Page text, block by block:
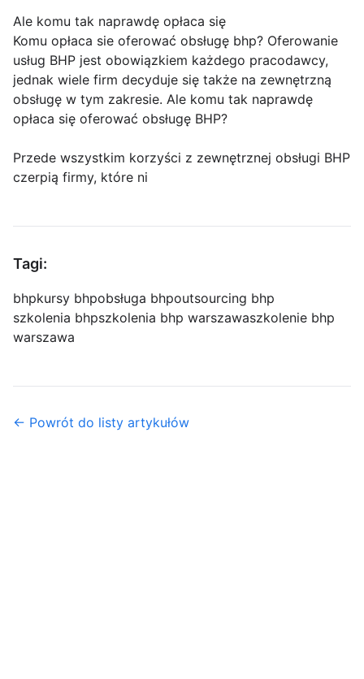
Ale komu tak naprawdę opłaca się
Komu opłaca sie oferować obsługę bhp? Oferowanie
usług BHP jest obowiązkiem każdego pracodawcy,
jednak wiele firm decyduje się także na zewnętrzną
obsługę w tym zakresie. Ale komu tak naprawdę
opłaca się oferować obsługę BHP?
Przede wszystkim korzyści z zewnętrznej obsługi BHP
czerpią firmy, które ni
Tagi:
bhpkursy bhpobsługa bhpoutsourcing bhp
szkolenia bhpszkolenia bhp warszawaszkolenie bhp
warszawa
← Powrót do listy artykułów